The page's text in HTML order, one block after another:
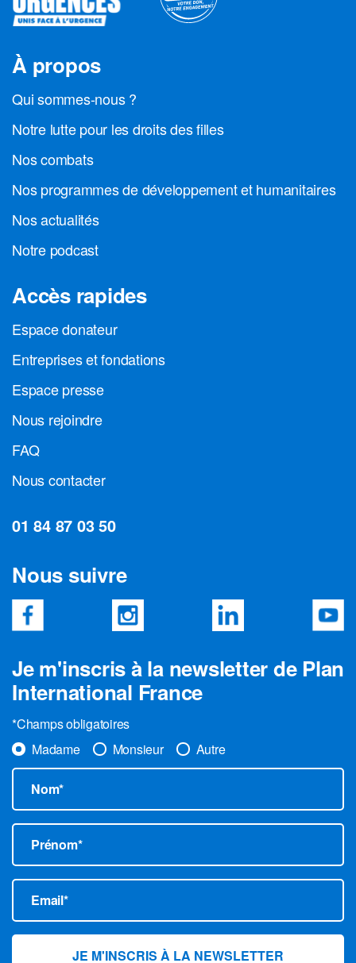
À propos
Qui sommes-nous ?
Notre lutte pour les droits des filles
Nos combats
Nos programmes de développement et humanitaires
Nos actualités
Notre podcast
Accès rapides
Espace donateur
Entreprises et fondations
Espace presse
Nous rejoindre
FAQ
Nous contacter
01 84 87 03 50
Nous suivre
Je m'inscris à la newsletter de Plan
International France
*Champs obligatoires
Madame
Monsieur Autre
Nom*
Prénom*
Email*